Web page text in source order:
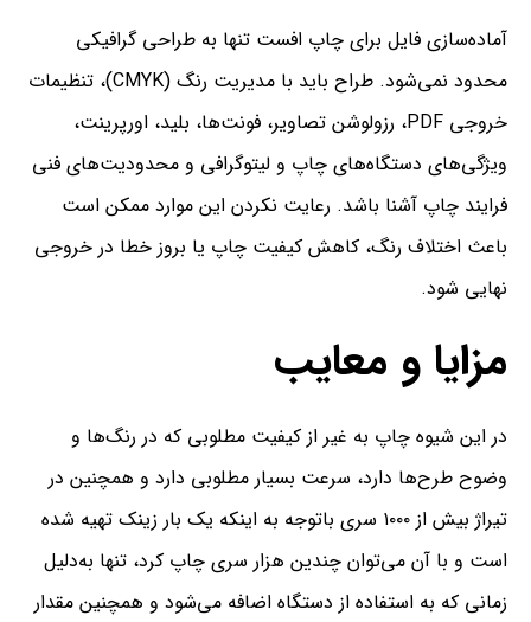
آماده‌سازی فایل برای چاپ افست تنها به طراحی گرافیکی
محدود نمی‌شود. طراح باید با مدیریت رنگ (CMYK)، تنظیمات
خروجی PDF، رزولوشن تصاویر، فونت‌ها، بلید، اورپرینت،
ویژگی‌های دستگاه‌های چاپ و لیتوگرافی و محدودیت‌های فنی
فرایند چاپ آشنا باشد. رعایت نکردن این موارد ممکن است
باعث اختلاف رنگ، کاهش کیفیت چاپ یا بروز خطا در خروجی
نهایی شود.
مزایا و معایب
در این شیوه چاپ به غیر از کیفیت مطلوبی که در رنگ‌ها و
وضوح طرح‌ها دارد، سرعت بسیار مطلوبی دارد و همچنین در
تیراژ بیش از ۱۰۰۰ سری باتوجه به اینکه یک بار زینک تهیه شده
است و با آن می‌توان چندین هزار سری چاپ کرد، تنها به‌دلیل
زمانی که به استفاده از دستگاه اضافه می‌شود و همچنین مقدار